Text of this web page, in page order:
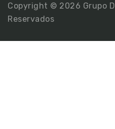
Copyright © 2026 Grupo
Reservados